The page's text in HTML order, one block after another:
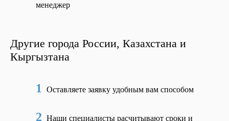
менеджер
Другие города России, Казахстана и
Кыргызтана
1 Оставляете заявку удобным вам способом
2 Наши специалисты расчитывают сроки и